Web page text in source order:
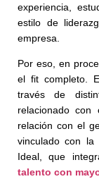
experiencia,
estilo de
empresa.
Por eso, en
el fit completo.
través de
relacionado
relación con el
vinculado con
Ideal, que
talento con